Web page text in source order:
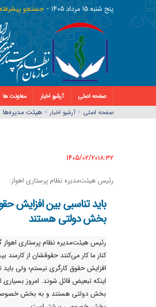
پنج شنبه ١٥ مرداد ١٤٠٥ جستجو
صفحه اصلی آرشیو اخبار معاونت ها
صفحه اصلي > آرشیو اخبار > هیئت مدیره‌ها
1405/02/20١٨:٣٢
رئیس هیئت‌مدیره نظام پرستاری اهواز:
باید تناسبی بین افزایش
بخش دولتی هستند
رئیس هیئت‌مدیره نظام پرستاری اهواز
کنار ما کار می‌کنند حقوقشان از
افزایش حقوق کارگری نیستم؛ ولی
اینکه تبعیض قائل شوند. امروز بسیاری
بخش دولتی هستند و به بخش